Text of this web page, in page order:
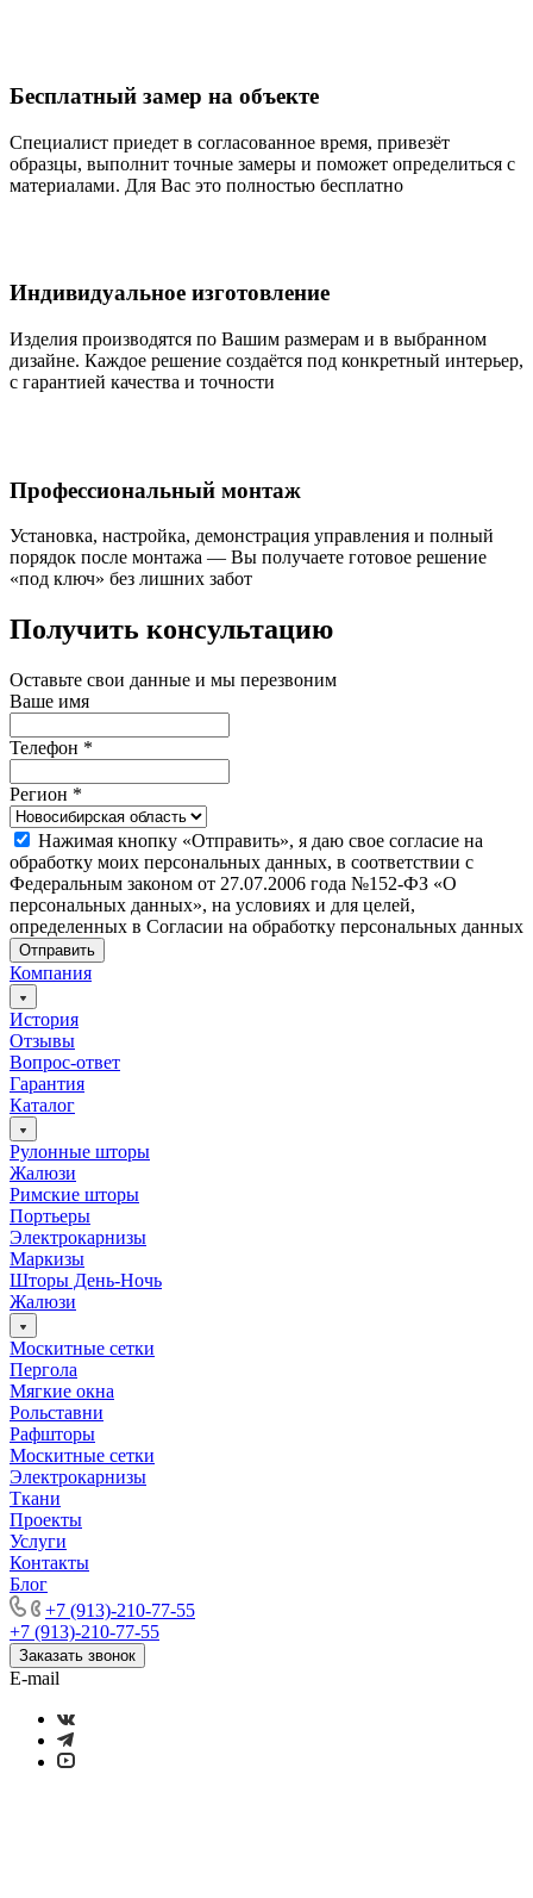
Бесплатный замер на объекте
Специалист приедет в согласованное время, привезёт
образцы, выполнит точные замеры и поможет определиться с
материалами. Для Вас это полностью бесплатно
Индивидуальное изготовление
Изделия производятся по Вашим размерам и в выбранном
дизайне. Каждое решение создаётся под конкретный интерьер,
с гарантией качества и точности
Профессиональный монтаж
Установка, настройка, демонстрация управления и полный
порядок после монтажа — Вы получаете готовое решение
«под ключ» без лишних забот
Получить консультацию
Оставьте свои данные и мы перезвоним
Ваше имя
Телефон *
Регион *
Нажимая кнопку «Отправить», я даю свое согласие на
обработку моих персональных данных, в соответствии с
Федеральным законом от 27.07.2006 года №152-ФЗ «О
персональных данных», на условиях и для целей,
определенных в Согласии на обработку персональных данных
Отправить
Компания
История
Отзывы
Вопрос-ответ
Гарантия
Каталог
Рулонные шторы
Жалюзи
Римские шторы
Портьеры
Электрокарнизы
Маркизы
Шторы День-Ночь
Жалюзи
Москитные сетки
Пергола
Мягкие окна
Рольставни
Рафшторы
Москитные сетки
Электрокарнизы
Ткани
Проекты
Услуги
Контакты
Блог
+7 (913)-210-77-55
+7 (913)-210-77-55
Заказать звонок
E-mail